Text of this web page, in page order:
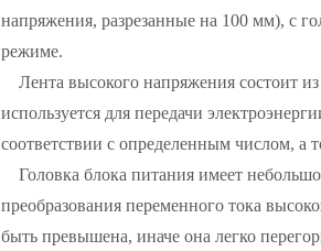
напряжения, разрезанные на 100 мм), с
режиме.
Лента высокого напряжения состоит
используется для передачи
соответствии с определенным числом, а
Головка блока питания имеет
преобразования переменного тока
быть превышена, иначе она легко